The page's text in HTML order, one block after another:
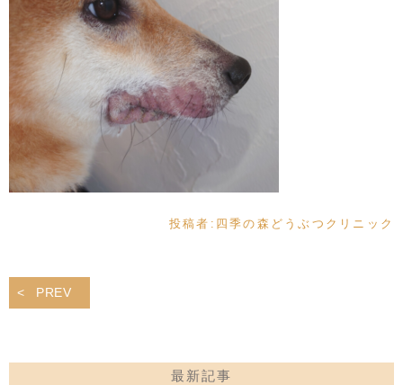
投稿者: 四季の森どうぶつクリニック
PREV
最新記事